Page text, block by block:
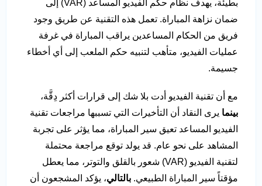
بطيئة، يهدف نظام حكم الفيديو المساعد (VAR) إلى
ضمان نزاهة المباراة. تعمل هذه التقنية عن طريق وجود
فريق من الحكام المساعدين يراقب المباراة في غرفة
عمليات الفيديو، متأهب لتنبيه حكم الملعب إلى أي أخطاء
جسيمة.
مع أن تقنية الفيديو أدت بلا شك إلى قرارات أكثر دِقَّة،
بينما يرى النقاد أن التأخيرات التي تسببها مراجعات تقنية
الفيديو المساعد تعيق سير المباراة، مما يؤثر على تجربة
المشاهد على نحو عام. قد يولد توقع مراجعة محتملة
لتقنية الفيديو (VAR) شعور بالقلق والتوتر، مما يعطل
مؤقتاً سير المباراة الطبيعي. بالتالي، يؤكد المشجعون أن